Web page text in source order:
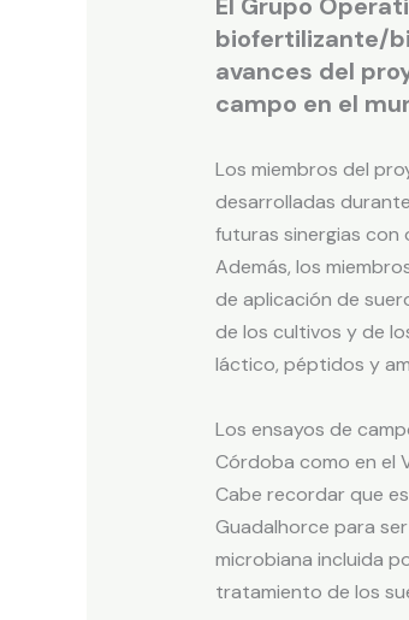
biofertilizante/
avances del
campo en el
Los miembros del
desarrolladas
futuras sinergias con
Además, los
de aplicación de
de los cultivos y de
láctico, péptidos y
Los ensayos de
Córdoba como en el
Cabe recordar que
Guadalhorce para
microbiana incluida
tratamiento de los